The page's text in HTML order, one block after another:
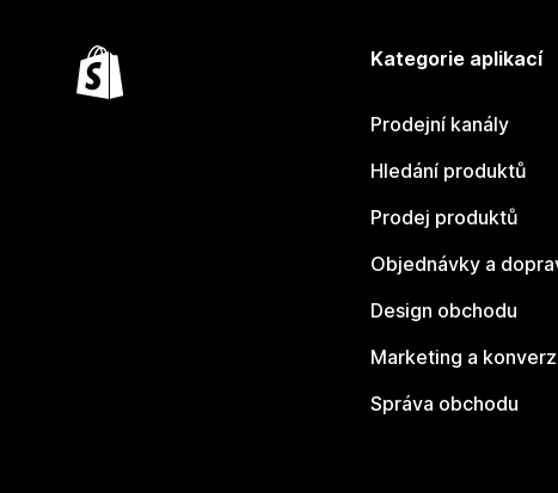
Kategorie aplikací
Prodejní kanály
Hledání produktů
Prodej produktů
Objednávky a
Design obchodu
Marketing a
Správa obchodu